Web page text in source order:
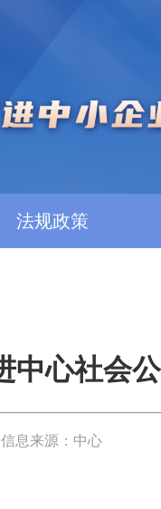
法规政策
中心社会
信息来源：中心